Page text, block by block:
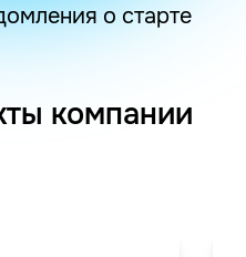
о старте
компании